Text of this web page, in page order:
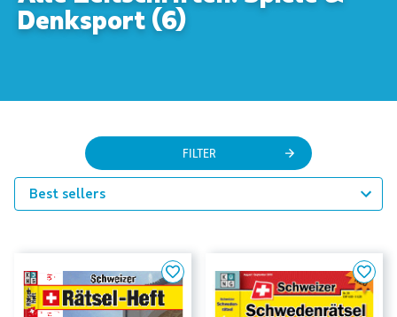
Denksport (6)
FILTER
Best sellers